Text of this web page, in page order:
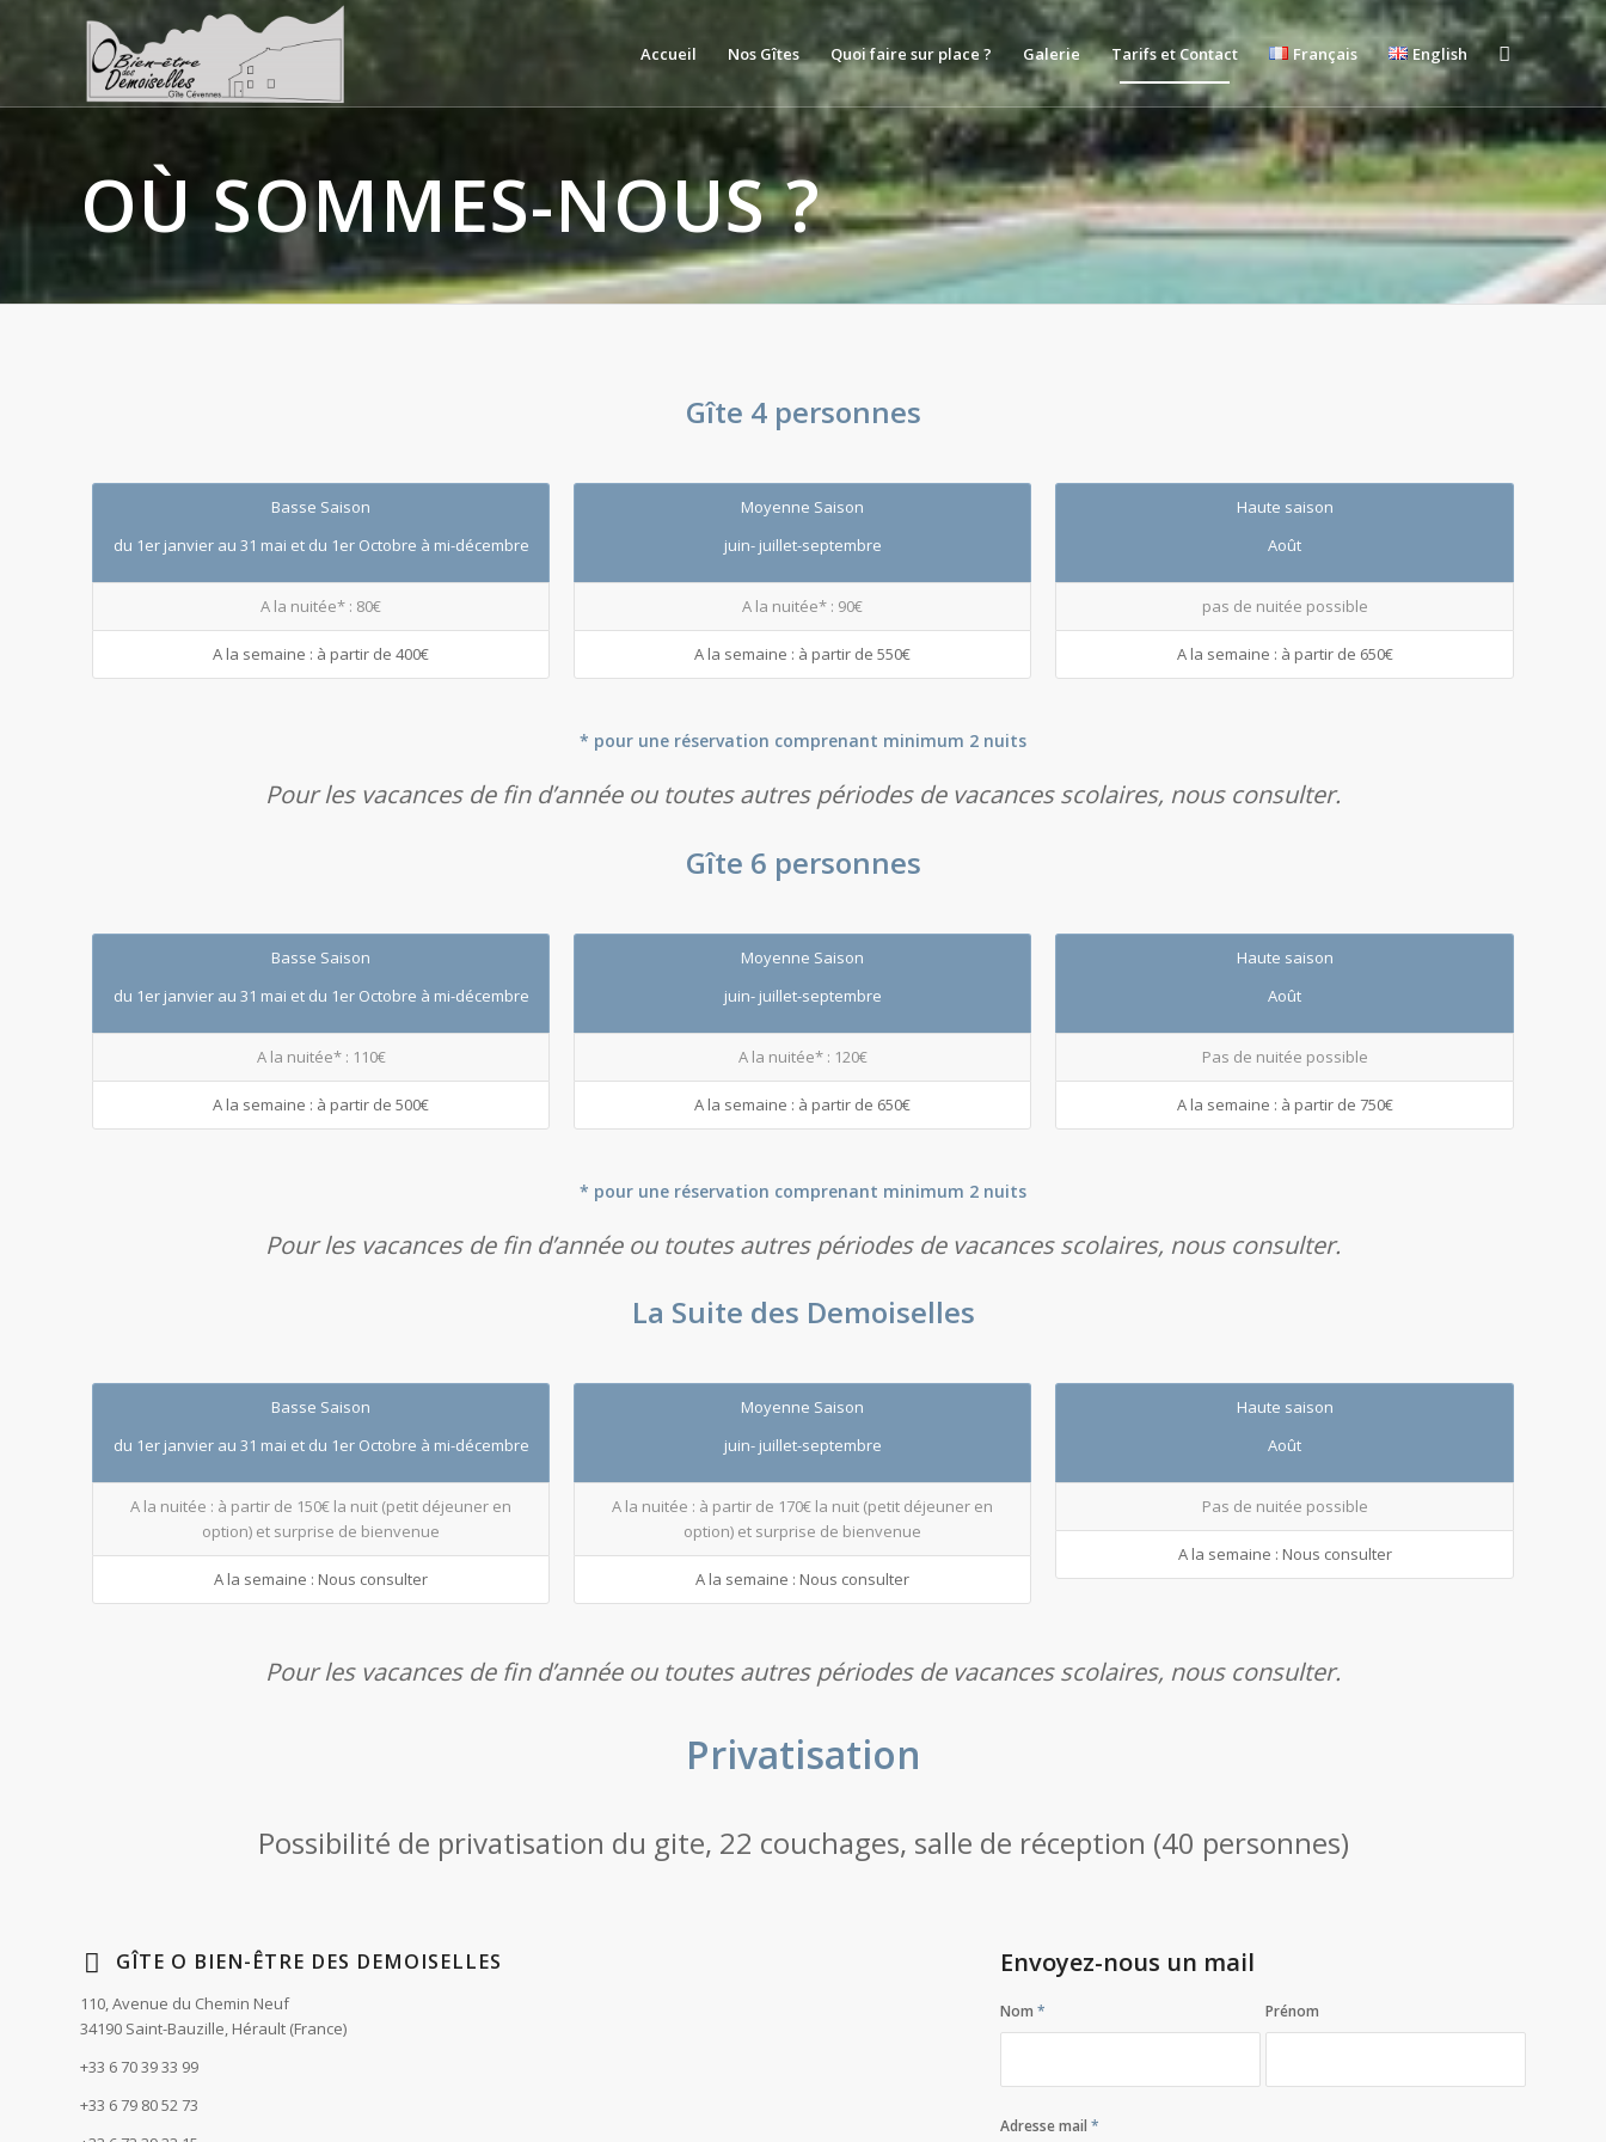
Accueil Nos Gîtes Quoi faire sur place ? Galerie Tarifs et Contact Français English
OÙ SOMMES-NOUS ?
Gîte 4 personnes
Basse Saison
du 1er janvier au 31 mai et du 1er Octobre à mi-décembre
A la nuitée* : 80€
A la semaine : à partir de 400€
Moyenne Saison
juin- juillet-septembre
A la nuitée* : 90€
A la semaine : à partir de 550€
Haute saison
Août
pas de nuitée possible
A la semaine : à partir de 650€
* pour une réservation comprenant minimum 2 nuits
Pour les vacances de fin d’année ou toutes autres périodes de vacances scolaires, nous consulter.
Gîte 6 personnes
Basse Saison
du 1er janvier au 31 mai et du 1er Octobre à mi-décembre
A la nuitée* : 110€
A la semaine : à partir de 500€
Moyenne Saison
juin- juillet-septembre
A la nuitée* : 120€
A la semaine : à partir de 650€
Haute saison
Août
Pas de nuitée possible
A la semaine : à partir de 750€
* pour une réservation comprenant minimum 2 nuits
Pour les vacances de fin d’année ou toutes autres périodes de vacances scolaires, nous consulter.
La Suite des Demoiselles
Basse Saison
du 1er janvier au 31 mai et du 1er Octobre à mi-décembre
A la nuitée : à partir de 150€ la nuit (petit déjeuner en
option) et surprise de bienvenue
A la semaine : Nous consulter
Moyenne Saison
juin- juillet-septembre
A la nuitée : à partir de 170€ la nuit (petit déjeuner en
option) et surprise de bienvenue
A la semaine : Nous consulter
Haute saison
Août
Pas de nuitée possible
A la semaine : Nous consulter
Pour les vacances de fin d’année ou toutes autres périodes de vacances scolaires, nous consulter.
Privatisation
Possibilité de privatisation du gite, 22 couchages, salle de réception (40 personnes)
GÎTE O BIEN-ÊTRE DES DEMOISELLES
110, Avenue du Chemin Neuf
34190 Saint-Bauzille, Hérault (France)
+33 6 70 39 33 99
+33 6 79 80 52 73
Envoyez-nous un mail
Nom * Prénom
Adresse mail *